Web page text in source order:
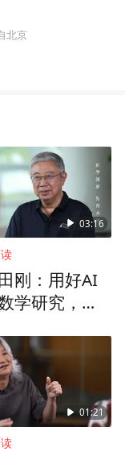
北京
03:16
刚：用好AI
学研究，但
01:21